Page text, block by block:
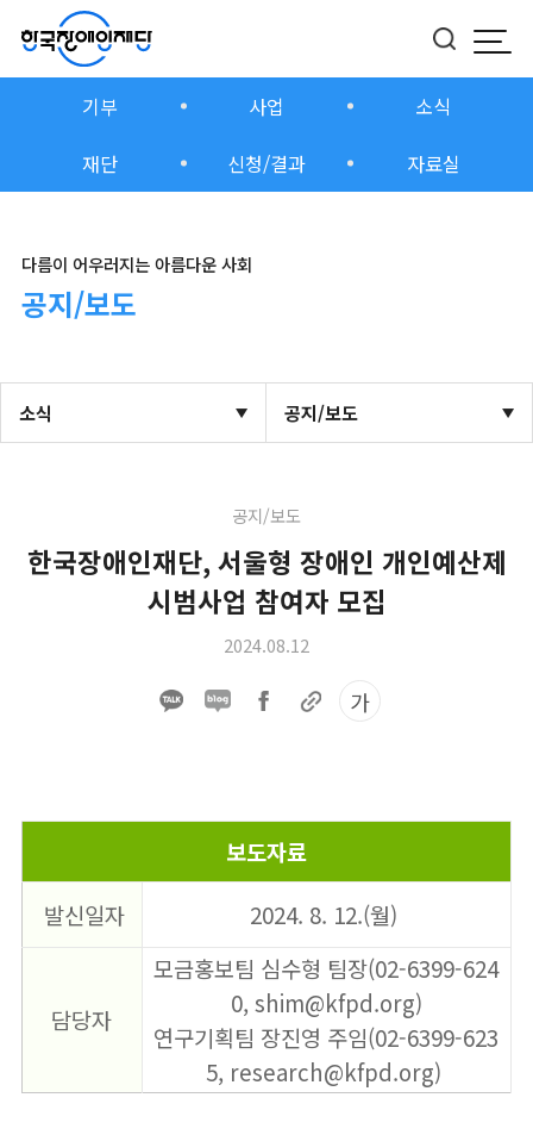
모
버튼
기부 사업
소식
재단
신청/결과 자료실
다름이 어우러지는 아름다운 사회
공지/보도
소식 공지/보도
공지/보도
한국장애인재단, 서울형 장애인 개인예산제
시범사업 참여자 모집
2024.08.12
가
​보도자료
발신일자
2024. 8. 12.(월)
담당자
모금홍보팀 심수형 팀장(02-6399-624
0, shim@kfpd.org)
연구기획팀 장진영 주임(02-6399-623
5, research@kfpd.org)